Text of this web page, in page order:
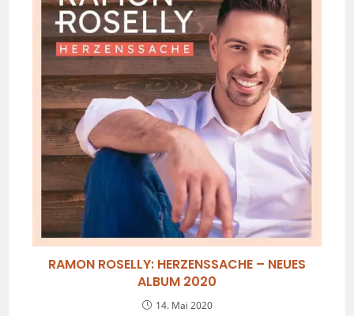
RAMON ROSELLY: HERZENSSACHE – NEUES
ALBUM 2020
14. Mai 2020